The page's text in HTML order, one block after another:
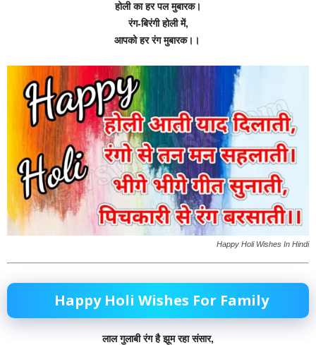
होली का हर पल मुबारक।
रंग-बिरंगी होली में,
आपको हर रंग मुबारक।।
Happy Holi Wishes In Hindi
Happy Holi Wishes For Family
लाल गुलाबी रंग है झूम रहा संसार,